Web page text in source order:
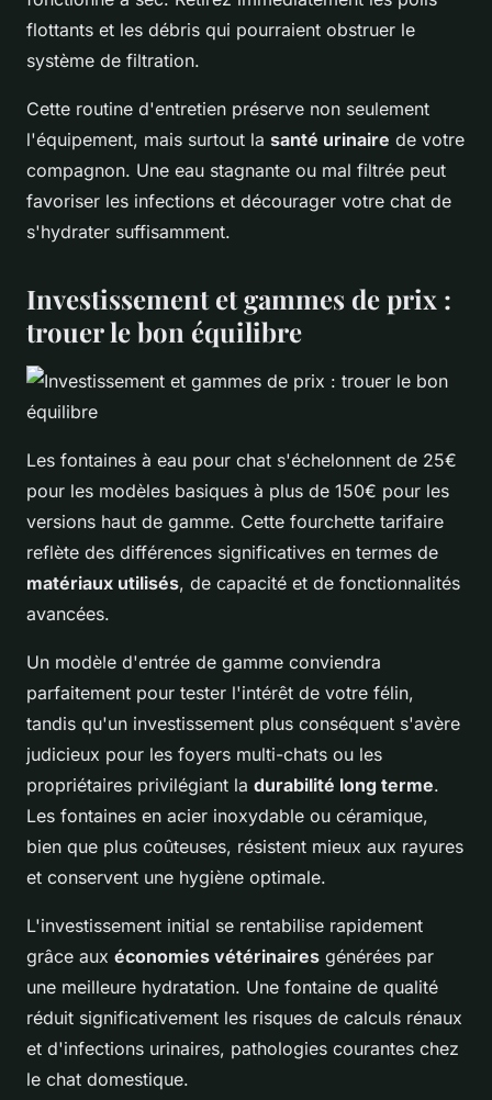
flottants et les débris qui pourraient obstruer le
système de filtration.
Cette routine d'entretien préserve non seulement
l'équipement, mais surtout la santé urinaire de votre
compagnon. Une eau stagnante ou mal filtrée peut
favoriser les infections et décourager votre chat de
s'hydrater suffisamment.
Investissement et gammes de prix :
trouer le bon équilibre
Les fontaines à eau pour chat s'échelonnent de 25€
pour les modèles basiques à plus de 150€ pour les
versions haut de gamme. Cette fourchette tarifaire
reflète des différences significatives en termes de
matériaux utilisés, de capacité et de fonctionnalités
avancées.
Un modèle d'entrée de gamme conviendra
parfaitement pour tester l'intérêt de votre félin,
tandis qu'un investissement plus conséquent s'avère
judicieux pour les foyers multi-chats ou les
propriétaires privilégiant la durabilité long terme.
Les fontaines en acier inoxydable ou céramique,
bien que plus coûteuses, résistent mieux aux rayures
et conservent une hygiène optimale.
L'investissement initial se rentabilise rapidement
grâce aux économies vétérinaires générées par
une meilleure hydratation. Une fontaine de qualité
réduit significativement les risques de calculs rénaux
et d'infections urinaires, pathologies courantes chez
le chat domestique.